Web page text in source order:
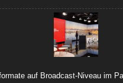
auf Broadcast-Niveau im